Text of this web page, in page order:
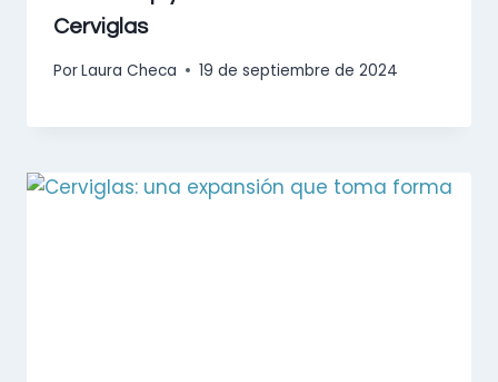
Cerviglas
PorLaura Checa 19 de septiembre de 2024